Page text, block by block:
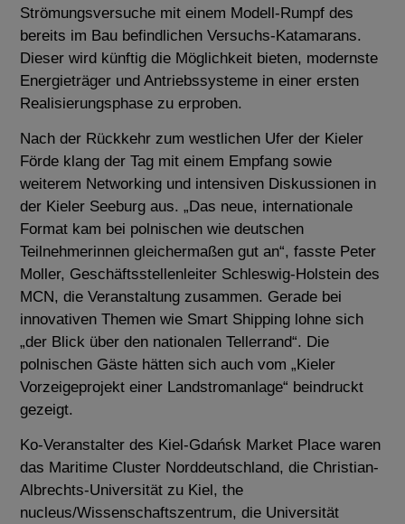
Strömungsversuche mit einem Modell-Rumpf des
bereits im Bau befindlichen Versuchs-Katamarans.
Dieser wird künftig die Möglichkeit bieten, modernste
Energieträger und Antriebssysteme in einer ersten
Realisierungsphase zu erproben.
Nach der Rückkehr zum westlichen Ufer der Kieler
Förde klang der Tag mit einem Empfang sowie
weiterem Networking und intensiven Diskussionen in
der Kieler Seeburg aus. „Das neue, internationale
Format kam bei polnischen wie deutschen
Teilnehmerinnen gleichermaßen gut an“, fasste Peter
Moller, Geschäftsstellenleiter Schleswig-Holstein des
MCN, die Veranstaltung zusammen. Gerade bei
innovativen Themen wie Smart Shipping lohne sich
„der Blick über den nationalen Tellerrand“. Die
polnischen Gäste hätten sich auch vom „Kieler
Vorzeigeprojekt einer Landstromanlage“ beindruckt
gezeigt.
Ko-Veranstalter des Kiel-Gdańsk Market Place waren
das Maritime Cluster Norddeutschland, die Christian-
Albrechts-Universität zu Kiel, the
nucleus/Wissenschaftszentrum, die Universität